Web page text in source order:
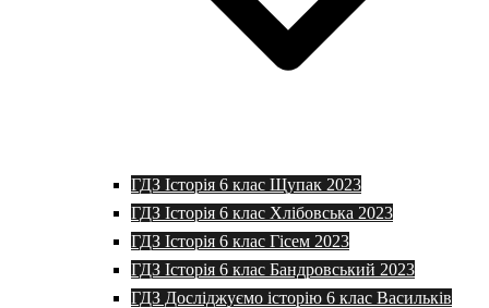
ГДЗ Історія 6 клас Щупак 2023
ГДЗ Історія 6 клас Хлібовська 2023
ГДЗ Історія 6 клас Гісем 2023
ГДЗ Історія 6 клас Бандровський 2023
ГДЗ Досліджуємо історію 6 клас Васильків